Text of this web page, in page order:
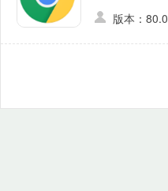
版本：80.0